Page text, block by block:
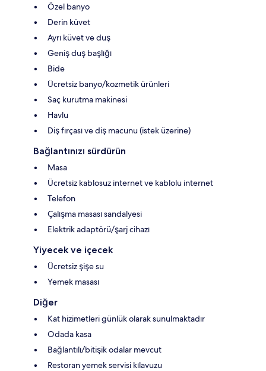
Özel banyo
Derin küvet
Ayrı küvet ve duş
Geniş duş başlığı
Bide
Ücretsiz banyo/kozmetik ürünleri
Saç kurutma makinesi
Havlu
Diş fırçası ve diş macunu (istek üzerine)
Bağlantınızı sürdürün
Masa
Ücretsiz kablosuz internet ve kablolu internet
Telefon
Çalışma masası sandalyesi
Elektrik adaptörü/şarj cihazı
Yiyecek ve içecek
Ücretsiz şişe su
Yemek masası
Diğer
Kat hizimetleri günlük olarak sunulmaktadır
Odada kasa
Bağlantılı/bitişik odalar mevcut
Restoran yemek servisi kılavuzu